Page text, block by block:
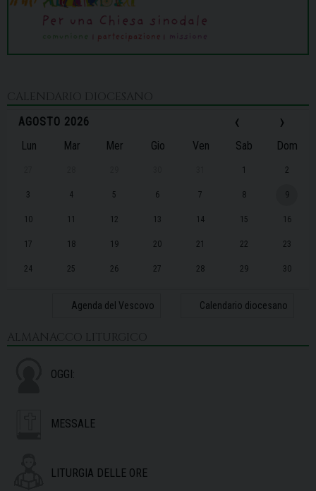
CALENDARIO DIOCESANO
‹
AGOSTO 2026 ›
Lun Mar Mer Gio Ven Sab Dom
1 2
3 4 5 6 7 8 9
10 11 12 13 14 15 16
17 18 19 20 21 22 23
24 25 26 27 28 29 30
Agenda del Vescovo Calendario diocesano
ALMANACCO LITURGICO
OGGI:
MESSALE
LITURGIA DELLE ORE